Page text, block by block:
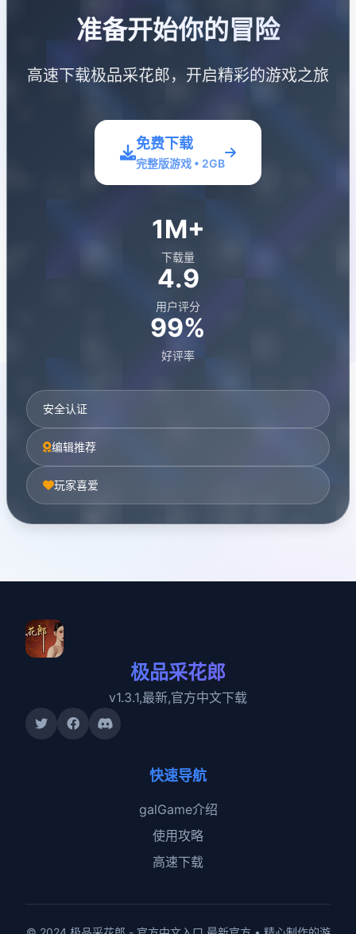
准备开始你的冒险
高速下载极品采花郎，开启精彩的游戏之旅
免费下载
完整版游戏 • 2GB
1M+
下载量
4.9
用户评分
99%
好评率
安全认证
编辑推荐
玩家喜爱
极品采花郎
v1.3.1,最新,官方中文下载
快速导航
galGame介绍
使用攻略
高速下载